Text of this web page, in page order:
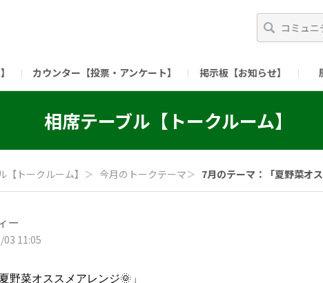
カウンター【投票・アンケート】 掲示板【お知らせ】
（リンク）ピックルスコーポレーションHP （リンク）
相席テーブル【トークルーム】
【トークルーム】 ＞ 今月のトークテーマ＞ 7月のテーマ：「夏野菜オ
ー
11:05
野菜オススメアレンジ🌞」